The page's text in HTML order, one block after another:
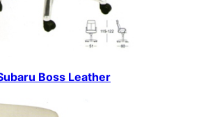
Boss Leather